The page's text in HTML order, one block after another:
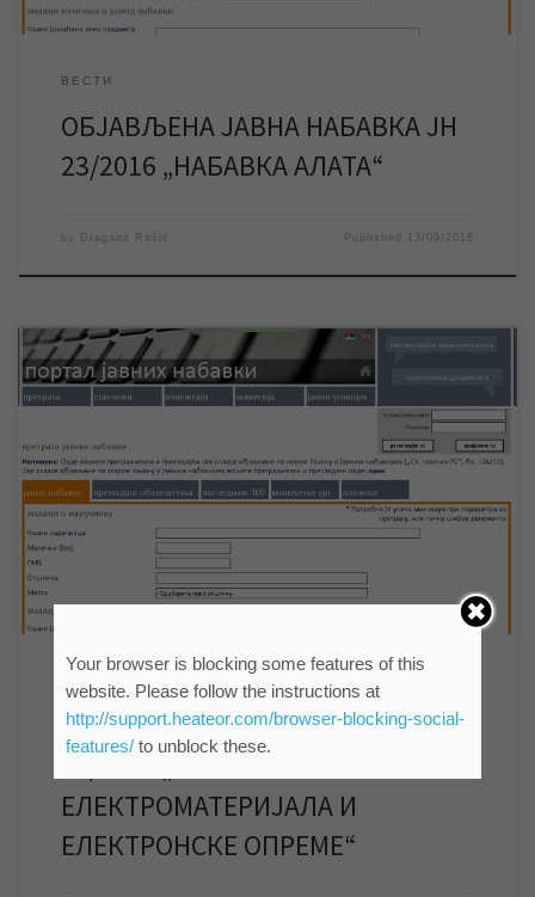
ВЕСТИ
ОБЈАВЉЕНА ЈАВНА НАБАВКА ЈН
23/2016 „НАБАВКА АЛАТА“
by Dragana Rašić Published 13/09/2016
ЈКП „Водовод и канализација“ обавештава све
заинтересоване стране да је расписана јавна набавка за
набавку електроматеријала и електронске опреме. Због
техничких проблема нисмо у могућности да јавну набавку
објавимо на сајту нашег предузећа. Јавну набавку ЈН 29/2016
„Набавка електроматеријала и електронске опреме“ можете
погледати на Порталу јавних набавки , где […]
ОБЈАВЉЕНА ЈАВНА НАБАВКА ЈН
ЕЛЕКТРОМАТЕРИЈАЛА И
ЕЛЕКТРОНСКЕ ОПРЕМЕ“
Your browser is blocking some features of this
website. Please follow the instructions at
http://support.heateor.com/browser-blocking-social-
features/to unblock these.